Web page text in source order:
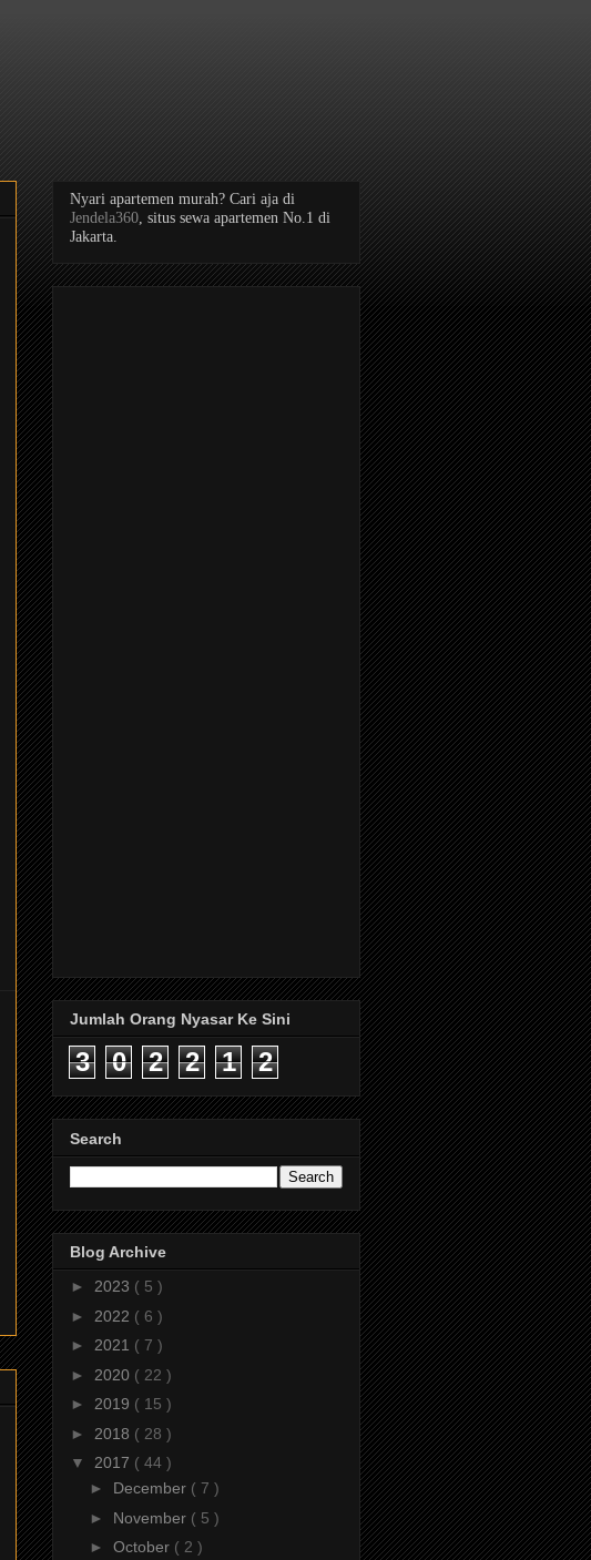
Nyari apartemen murah? Cari aja di
Jendela360, situs sewa apartemen No.1 di
Jakarta.
Jumlah Orang Nyasar Ke Sini
3 0 2 2 1 2
Search
Blog Archive
► 2023 ( 5 )
► 2022 ( 6 )
► 2021 ( 7 )
► 2020 ( 22 )
► 2019 ( 15 )
► 2018 ( 28 )
▼ 2017 ( 44 )
► December ( 7 )
► November ( 5 )
► October ( 2 )